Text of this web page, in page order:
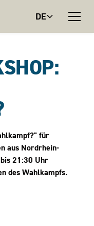
DE
für
aus Nordrhein-
21:30 Uhr
des Wahlkampfs.